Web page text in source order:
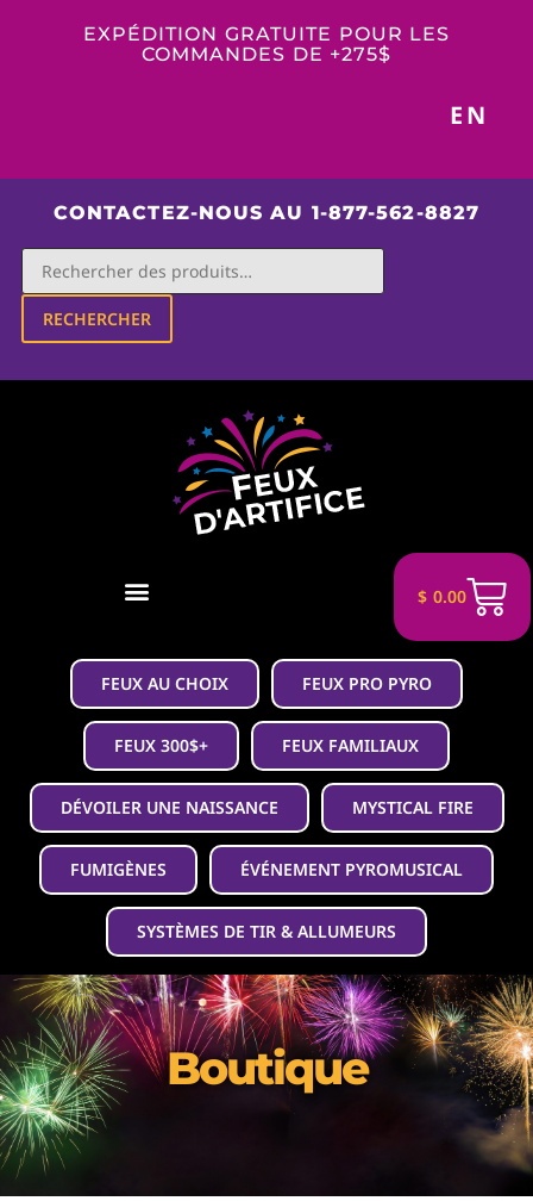
EXPÉDITION GRATUITE POUR LES
COMMANDES DE +275$
EN
CONTACTEZ-NOUS AU 1-877-562-8827
RECHERCHER
$ 0.00
FEUX AU CHOIX FEUX PRO PYRO
FEUX 300$+ FEUX FAMILIAUX
DÉVOILER UNE NAISSANCE MYSTICAL FIRE
FUMIGÈNES ÉVÉNEMENT PYROMUSICAL
SYSTÈMES DE TIR & ALLUMEURS
Boutique